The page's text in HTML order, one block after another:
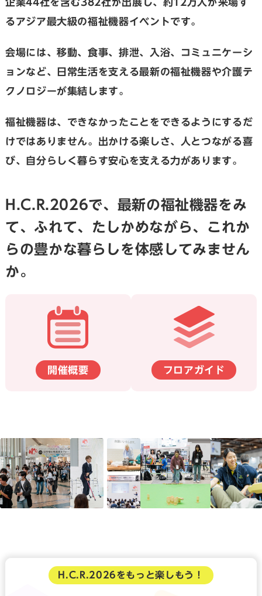
企業44社を含む382社が出展し、約12万人が来場す
るアジア最大級の福祉機器イベントです。
会場には、移動、食事、排泄、入浴、コミュニケーシ
ョンなど、日常生活を支える最新の福祉機器や介護テ
クノロジーが集結します。
福祉機器は、できなかったことをできるようにするだ
けではありません。出かける楽しさ、人とつながる喜
び、自分らしく暮らす安心を支える力があります。
H.C.R.2026で、最新の福祉機器をみ
て、ふれて、たしかめながら、これか
らの豊かな暮らしを体感してみません
か。
開催概要 フロアガイド
H.C.R.2026をもっと楽しもう！